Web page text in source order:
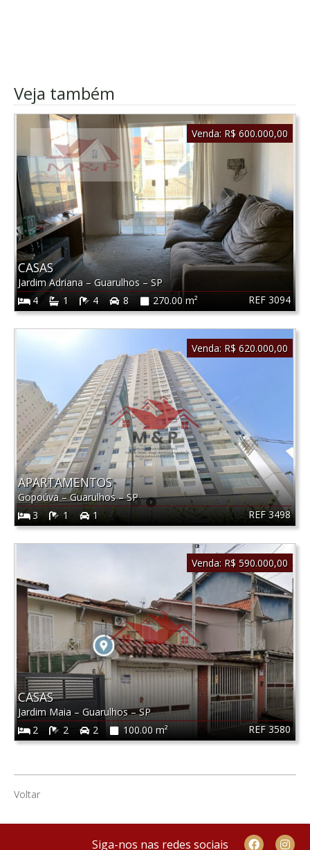
Veja também
REF 3094
CASAS
Jardim Adriana – Guarulhos– SP
4
1 4 8 270.00 m²
Venda: R$ 600.000,00
REF 3498
APARTAMENTOS
Gopoúva–Guarulhos–SP
3
1 1
Venda: R$ 620.000,00
REF 3580
CASAS
Jardim Maia – Guarulhos–SP
2
2 2 100.00 m²
Venda: R$ 590.000,00
Voltar
Siga-nos nas redes sociais